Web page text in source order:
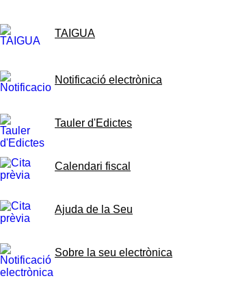
TAIGUA
Notificació electrònica
Tauler d'Edictes
Calendari fiscal
Ajuda de la Seu
Sobre la seu electrònica